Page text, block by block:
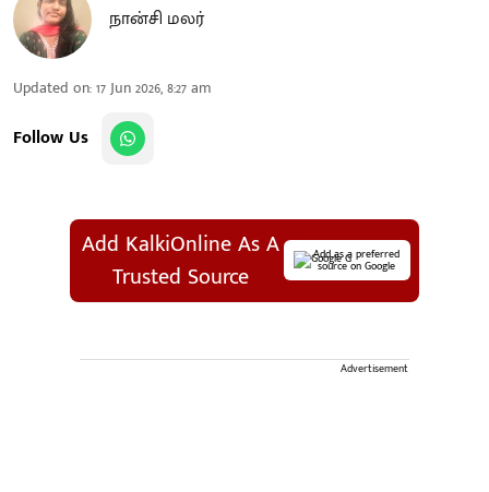
நான்சி மலர்
Updated on:17 Jun 2026, 8:27 am
Follow Us
Add KalkiOnline As A
Trusted Source
Add as a preferred
source on Google
Advertisement